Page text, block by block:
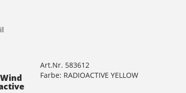
Art.Nr. 583612
Farbe: RADIOACTIVE YELLOW